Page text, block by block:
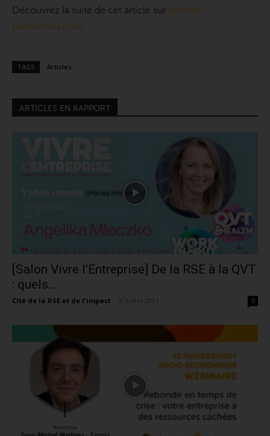
Découvrez la suite de cet article sur affiches-
parisiennes.com
TAGS Articles
ARTICLES EN RAPPORT
[Salon Vivre l’Entreprise] De la RSE à la QVT
: quels...
Cité de la RSE et de l'impact 8 juillet 2021 0